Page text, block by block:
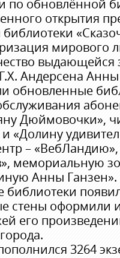
по обновлённой
открытия
мирового
выдающейся
Андерсена
обновленные
Дюймовочки»,
«Долину
– «ВебЛандию»,
мемориальную
Анны Ганзен».
стены оформили
его
3264